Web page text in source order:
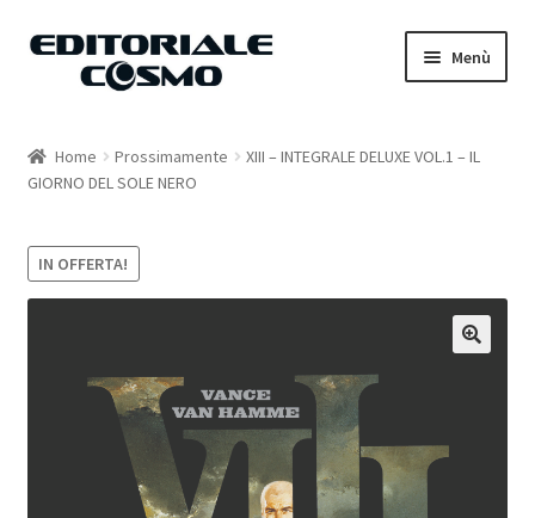
Vai
Vai
Menù
Catalogo
Carrello
Home Prossimamente
XIII – INTEGRALE DELUXE VOL.1 – IL
GIORNO DEL SOLE NERO
IN OFFERTA!